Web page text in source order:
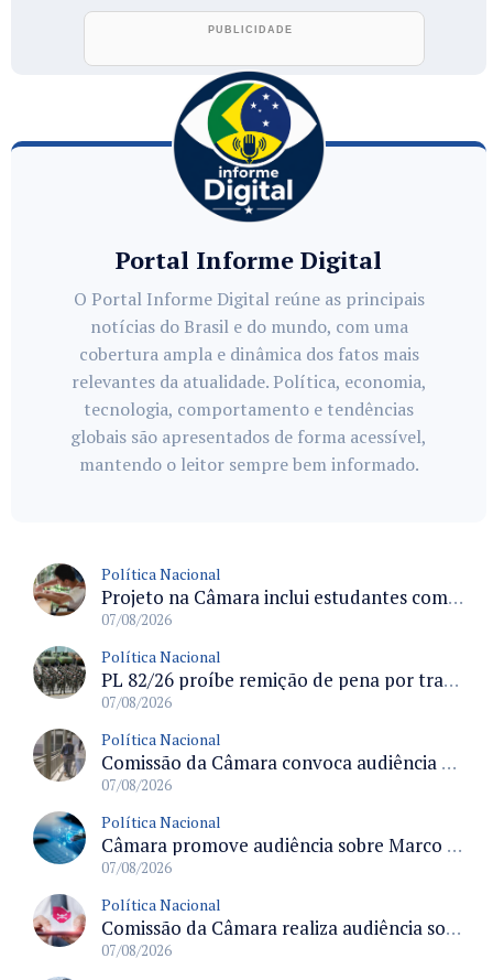
Portal Informe Digital
O Portal Informe Digital reúne as principais
notícias do Brasil e do mundo, com uma
cobertura ampla e dinâmica dos fatos mais
relevantes da atualidade. Política, economia,
tecnologia, comportamento e tendências
globais são apresentados de forma acessível,
mantendo o leitor sempre bem informado.
Política Nacional
Projeto na Câmara inclui estudantes com deficiência no regime escolar especial da LDB e estabelece critérios para frequência
07/08/2026
Política Nacional
PL 82/26 proíbe remição de pena por trabalho em funções militares para condenados por crimes contra o Estado Democrático de Direito
07/08/2026
Política Nacional
Comissão da Câmara convoca audiência para discutir misoginia nas escolas e universidades após divulgação de listas misóginas
07/08/2026
Política Nacional
Câmara promove audiência sobre Marco de Fomento à Economia Digital e impactos da inteligência artificial
07/08/2026
Política Nacional
Comissão da Câmara realiza audiência sobre apostas online para medir o tamanho do mercado ilegal
07/08/2026